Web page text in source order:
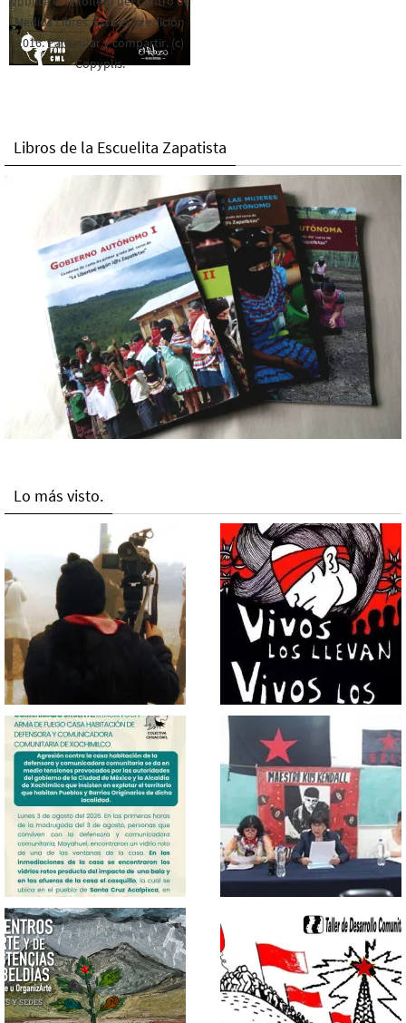
Medios Libres. Esta es la edición
2016. Para rolar y compartir. (c)
Copyplis.
Libros de la Escuelita Zapatista
Lo más visto.